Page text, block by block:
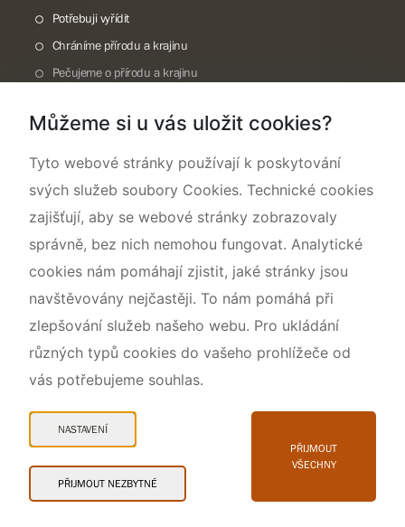
Potřebuji vyřídit
Chráníme přírodu a krajinu
Pečujeme o přírodu a krajinu
O nás
Snadné čtení
© 2026 AOPK ČR
Můžeme si u vás uložit cookies?
Tyto webové stránky používají k poskytování
svých služeb soubory Cookies. Technické cookies
zajišťují, aby se webové stránky zobrazovaly
správně, bez nich nemohou fungovat. Analytické
cookies nám pomáhají zjistit, jaké stránky jsou
navštěvovány nejčastěji. To nám pomáhá při
zlepšování služeb našeho webu. Pro ukládání
různých typů cookies do vašeho prohlížeče od
vás potřebujeme souhlas.
NASTAVENÍ
PŘIJMOUT NEZBYTNÉ
PŘIJMOUT
VŠECHNY